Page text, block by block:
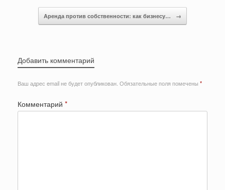
Аренда против собственности: как бизнесу… →
Добавить комментарий
Ваш адрес email не будет опубликован. Обязательные поля помечены *
Комментарий *